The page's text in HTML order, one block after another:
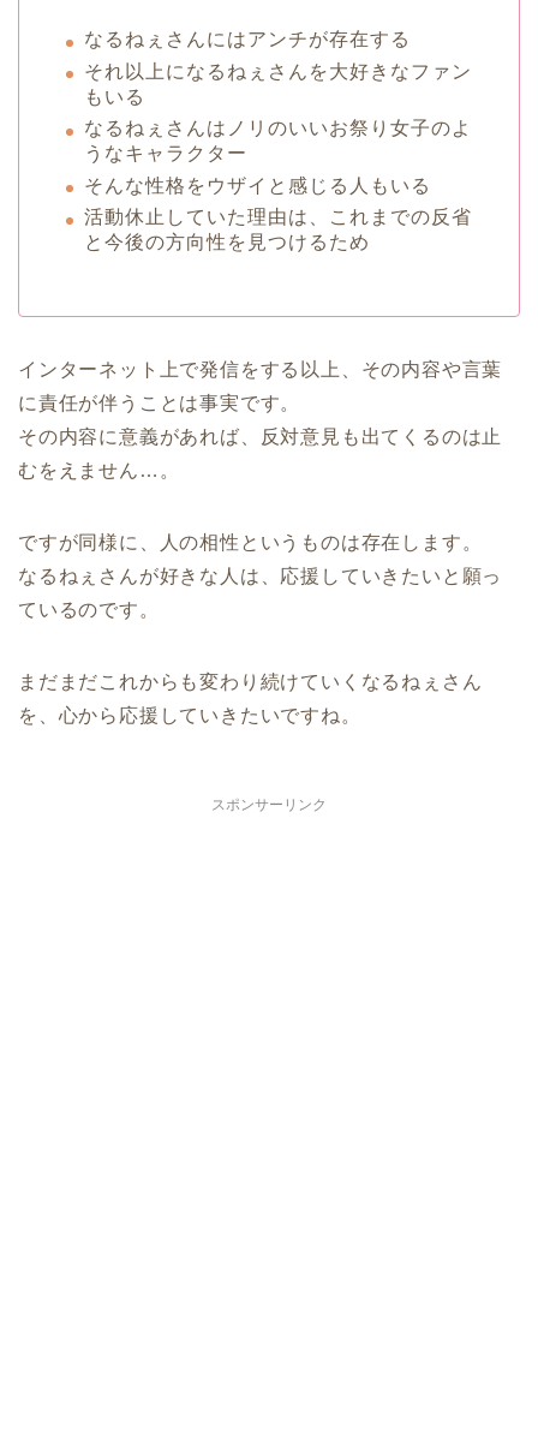
なるねぇさんにはアンチが存在する
それ以上になるねぇさんを大好きなファン
もいる
なるねぇさんはノリのいいお祭り女子のよ
うなキャラクター
そんな性格をウザイと感じる人もいる
活動休止していた理由は、これまでの反省
と今後の方向性を見つけるため
インターネット上で発信をする以上、その内容や言葉
に責任が伴うことは事実です。
その内容に意義があれば、反対意見も出てくるのは止
むをえません…。
ですが同様に、人の相性というものは存在します。
なるねぇさんが好きな人は、応援していきたいと願っ
ているのです。
まだまだこれからも変わり続けていくなるねぇさん
を、心から応援していきたいですね。
スポンサーリンク